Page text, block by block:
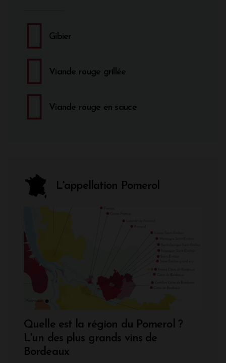
Gibier
Viande rouge grillée
Viande rouge en sauce
L'appellation Pomerol
Quelle est la région du Pomerol ?
L'un des plus grands vins de
Bordeaux